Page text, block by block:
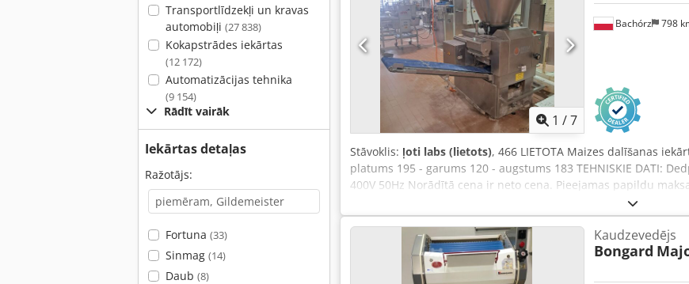
Transportlīdzekļi un kravas
automobiļi (27 838)
Kokapstrādes iekārtas
(12 172)
Automatizācijas tehnika
(9 154)
Rādīt vairāk
Iekārtas detaļas
Ražotājs:
Fortuna (33)
Sinmag (14)
Daub (8)
1 /7
Bachórz 798
Stāvoklis: ļoti labs (lietots), 466 LIETOTA Maizes dalīšanas
platums 195 - garums 120 - augstums 183 TEHNISKIE DATI:
400V 50Hz Norādītā cena ir neto cena. Pieejamas papildu
ANGĻU, VĀCU, FRANČU, KRIEŠU UN UKRAIŅU VALODĀ.
Kaudzevedējs
Bongard